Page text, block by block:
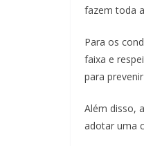
fazem toda
Para os
faixa e
para
Além disso,
adotar uma